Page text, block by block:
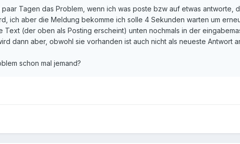
Tagen das Problem, wenn ich was poste bzw auf etwas antworte,
ich aber die Meldung bekomme ich solle 4 Sekunden warten um
Text (der oben als Posting erscheint) unten nochmals in der
dann aber, obwohl sie vorhanden ist auch nicht als neueste Antwort
schon mal jemand?